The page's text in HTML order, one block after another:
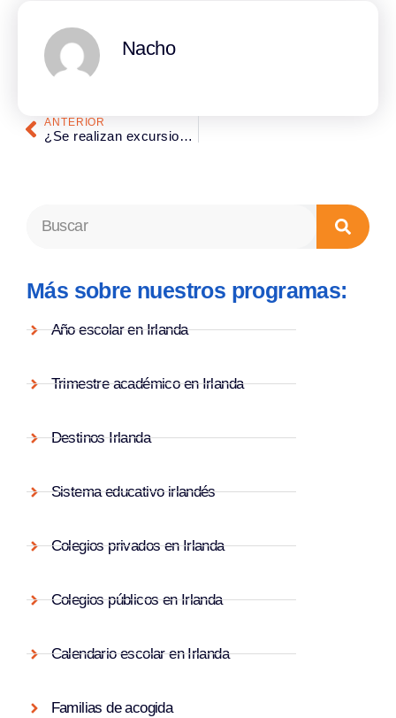
Nacho
ANTERIOR
¿Se realizan excursiones durante el año escolar en Irlanda?
Más sobre nuestros programas:
Año escolar en Irlanda
Trimestre académico en Irlanda
Destinos Irlanda
Sistema educativo irlandés
Colegios privados en Irlanda
Colegios públicos en Irlanda
Calendario escolar en Irlanda
Familias de acogida